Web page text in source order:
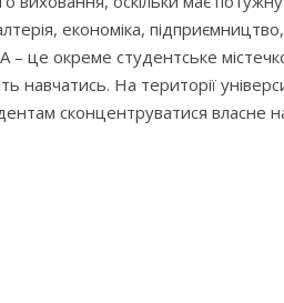
економіка,
– це окреме студентське
На території
сконцентруватися власне